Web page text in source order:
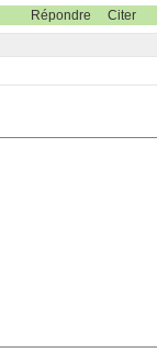
Répondre Citer